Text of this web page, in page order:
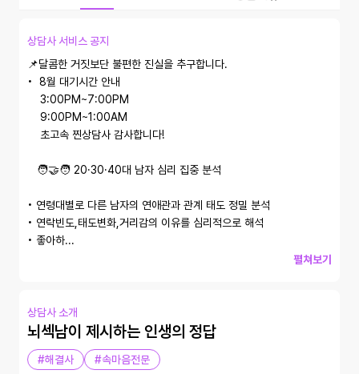
상담사 서비스 공지
📌달콤한 거짓보단 불편한 진실을 추구합니다.
•  8월 대기시간 안내
• 연령대별로 다른 남자의 연애관과 관계 태도 정밀 분석
• 연락빈도,태도변화,거리감의 이유를 심리적으로 해석
• 좋아하...
펼쳐보기
상담사 소개
뇌섹남이 제시하는 인생의 정답
#해결사 #속마음전문